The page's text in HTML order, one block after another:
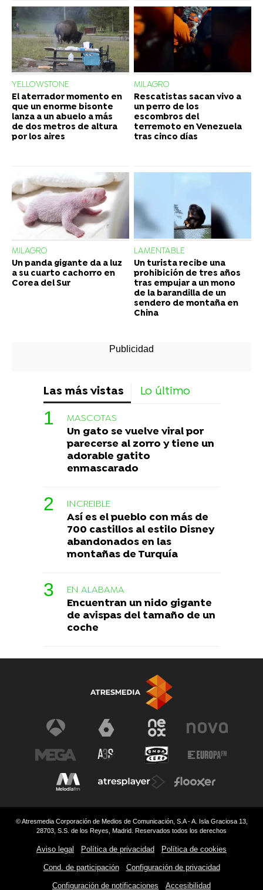
YELLOWSTONE
El aterrador momento en
que un enorme bisonte
lanza a un abuelo a más
de dos metros de altura
por los aires
MILAGRO
Rescatistas sacan vivo a
un perro de los
escombros del
terremoto en Venezuela
tras cinco días
MILAGRO
Un panda gigante da a luz
a su cuarto cachorro en
Corea del Sur
LAMENTABLE
Un turista recibe una
prohibición de tres años
tras empujar a un mono
de la barandilla de un
sendero de montaña en
China
Las más vistas Lo último
MASCOTAS
Un gato se vuelve viral por
parecerse al zorro y tiene un
adorable gatito
enmascarado
INCREIBLE
Así es el pueblo con más de
700 castillos al estilo Disney
abandonados en las
montañas de Turquía
EN ALABAMA
Encuentran un nido gigante
de avispas del tamaño de un
coche
© Atresmedia Corporación de Medios de Comunicación, S.A - A. Isla Graciosa 13,
28703, S.S. de los Reyes, Madrid. Reservados todos los derechos
Aviso legal Política de privacidad Política de cookies
Cond. de participación Configuración de privacidad
Configuración de notificaciones Accesibilidad